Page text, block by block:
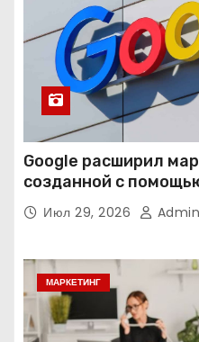
Google расширил
созданной с
интеллекта
Июл 29, 2026 Admin
МАРКЕТИНГ